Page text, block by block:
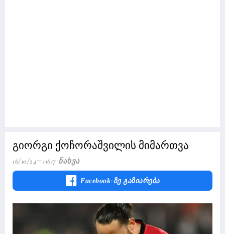
გიორგი ქოჩორაშვილის მიმართვა
16/10/24 11617 Ნახვა
Facebook-Ზე Გაზიარება